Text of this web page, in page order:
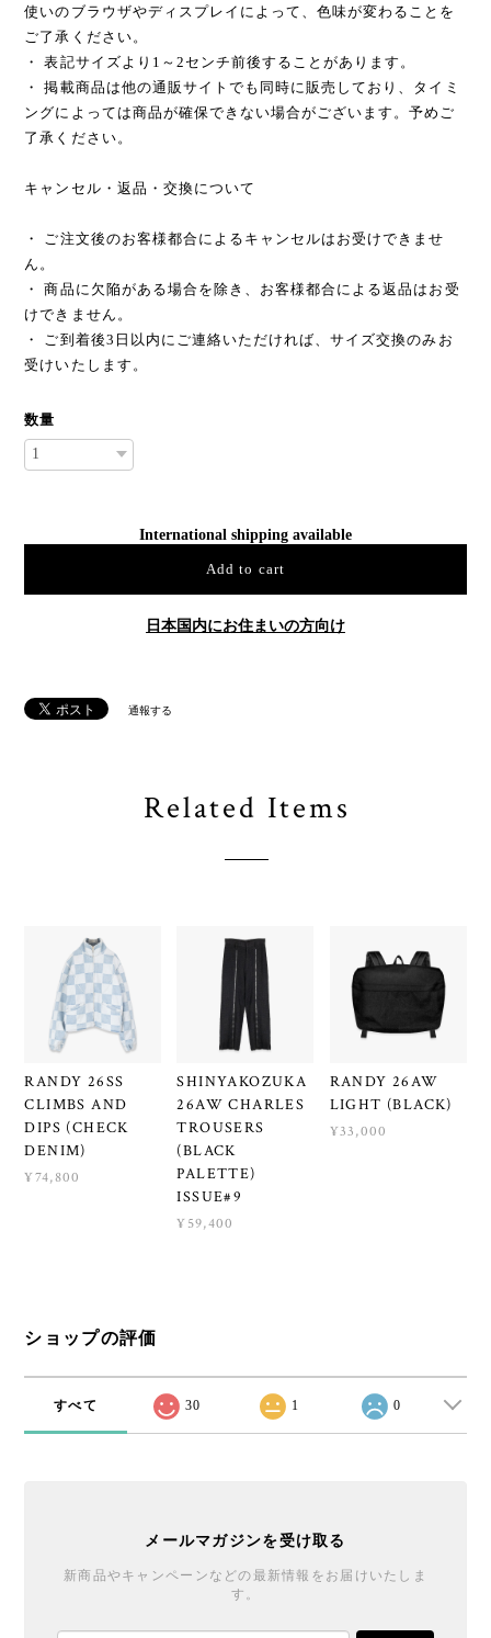
使いのブラウザやディスプレイによって、色味が変わることを
ご了承ください。
・ 表記サイズより1～2センチ前後することがあります。
・ 掲載商品は他の通販サイトでも同時に販売しており、タイミ
ングによっては商品が確保できない場合がございます。予めご
了承ください。
キャンセル・返品・交換について
・ ご注文後のお客様都合によるキャンセルはお受けできませ
ん。
・ 商品に欠陥がある場合を除き、お客様都合による返品はお受
けできません。
・ ご到着後3日以内にご連絡いただければ、サイズ交換のみお
受けいたします。
数量
International shipping available
Add to cart
日本国内にお住まいの方向け
通報する
Related Items
RANDY 26SS
CLIMBS AND
DIPS (CHECK
DENIM)
¥74,800
SHINYAKOZUKA
26AW CHARLES
TROUSERS
(BLACK
PALETTE)
ISSUE#9
¥59,400
RANDY 26AW
LIGHT (BLACK)
¥33,000
ショップの評価
すべて 30 1 0
メールマガジンを受け取る
新商品やキャンペーンなどの最新情報をお届けいたしま
す。